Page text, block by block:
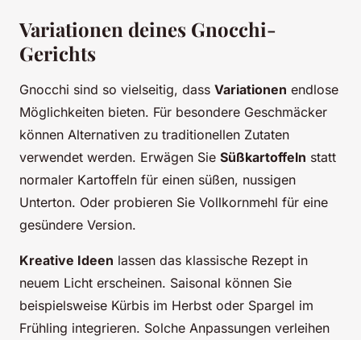
Variationen deines Gnocchi-
Gerichts
Gnocchi sind so vielseitig, dass Variationen endlose
Möglichkeiten bieten. Für besondere Geschmäcker
können Alternativen zu traditionellen Zutaten
verwendet werden. Erwägen Sie Süßkartoffeln statt
normaler Kartoffeln für einen süßen, nussigen
Unterton. Oder probieren Sie Vollkornmehl für eine
gesündere Version.
Kreative Ideen lassen das klassische Rezept in
neuem Licht erscheinen. Saisonal können Sie
beispielsweise Kürbis im Herbst oder Spargel im
Frühling integrieren. Solche Anpassungen verleihen